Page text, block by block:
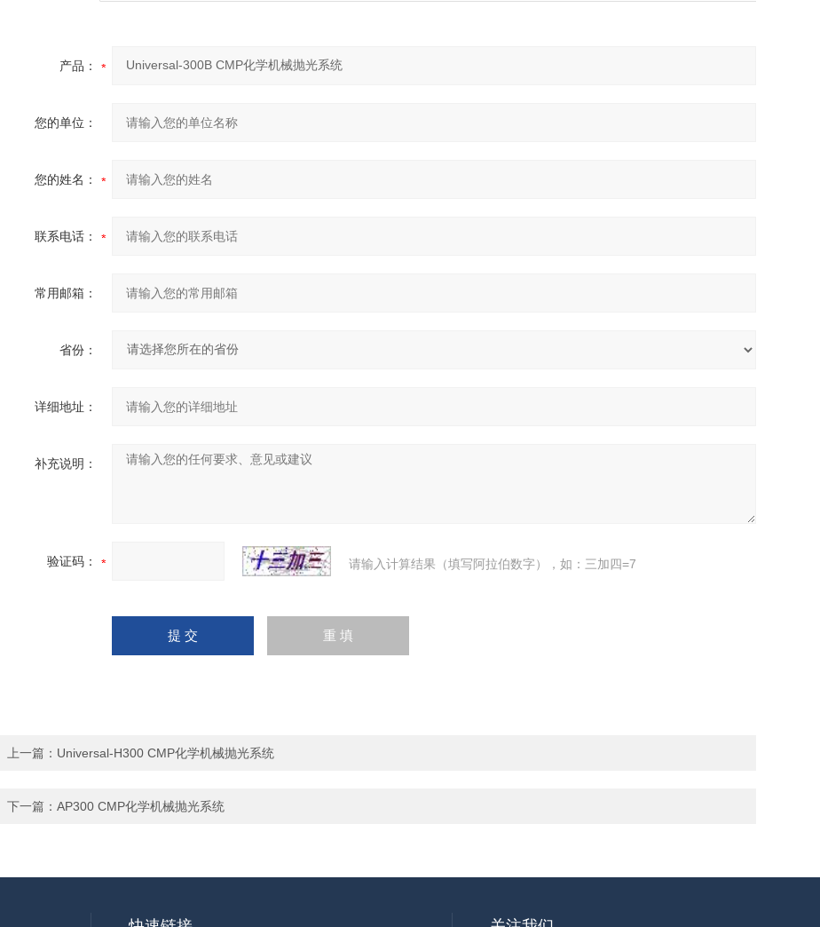
产品：
您的单位：
您的姓名：
联系电话：
常用邮箱：
省份：
详细地址：
补充说明：
验证码： 请输入计算结果（填写阿拉伯数字），如：三加四=7
上一篇： Universal-H300 CMP化学机械抛光系统
下一篇： AP300 CMP化学机械抛光系统